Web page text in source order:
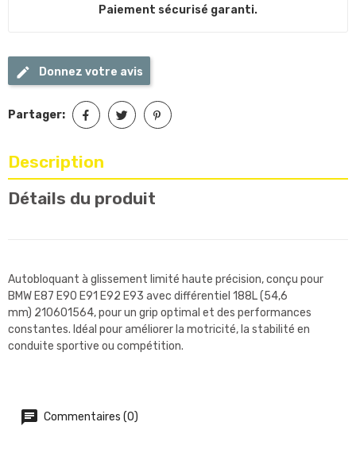
Paiement sécurisé garanti.
Donnez votre avis
Partager:
Description
Détails du produit
Autobloquant à glissement limité haute précision, conçu pour
BMW E87 E90 E91 E92 E93 avec différentiel 188L (54,6
mm) 210601564,pour un grip optimal et des performances
constantes. Idéal pour améliorer la motricité, la stabilité en
conduite sportive ou compétition.
Commentaires (0)